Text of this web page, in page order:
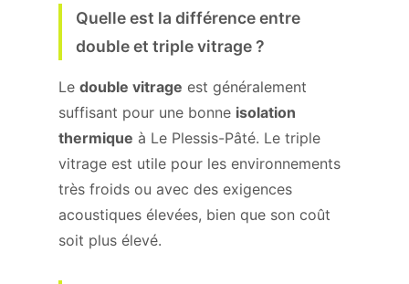
Quelle est la différence entre
double et triple vitrage ?
Le double vitrage est généralement
suffisant pour une bonne isolation
thermique à Le Plessis-Pâté. Le triple
vitrage est utile pour les environnements
très froids ou avec des exigences
acoustiques élevées, bien que son coût
soit plus élevé.